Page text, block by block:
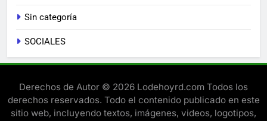
Sin categoría
SOCIALES
Derechos de Autor © 2026 Lodehoyrd.com Todos los
derechos reservados. Todo el contenido publicado en este
sitio web, incluyendo textos, imágenes, videos, logotipos,